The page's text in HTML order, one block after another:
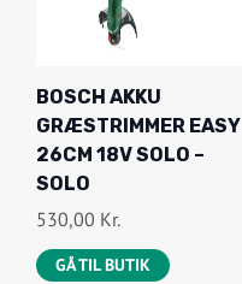
BOSCH AKKU
GRÆSTRIMMER EASY
26CM 18V SOLO –
SOLO
530,00 Kr.
GÅ TIL BUTIK